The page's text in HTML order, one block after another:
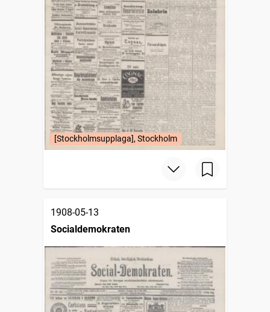
[Stockholmsupplaga], Stockholm
1908-05-13
Socialdemokraten